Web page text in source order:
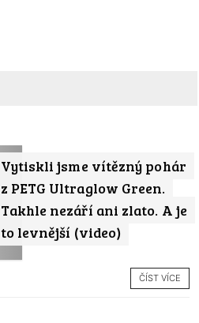
Vytiskli jsme vítězný pohár
z PETG Ultraglow Green.
Takhle nezáří ani zlato. A je
to levnější (video)
ČÍST VÍCE